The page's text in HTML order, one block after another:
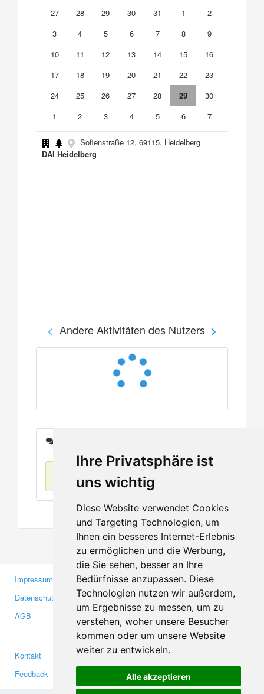
Ihre Privatsphäre ist
uns wichtig
Diese Website verwendet Cookies
und Targeting Technologien, um
Ihnen ein besseres Internet-Erlebnis
zu ermöglichen und die Werbung,
die Sie sehen, besser an Ihre
Bedürfnisse anzupassen. Diese
Technologien nutzen wir außerdem,
um Ergebnisse zu messen, um zu
verstehen, woher unsere Besucher
kommen oder um unsere Website
weiter zu entwickeln.
Alle akzeptieren
27
28 29 30 31 1
2
3
4 5 6 7 8
9
10
11 12 13 14 15
16
17
18 19 20 21 22
23
24
25 26 27 28 29
30
1
2 3 4 5 6 7
Sofienstraße 12, 69115, Heidelberg
DAI Heidelberg
Andere Aktivitäten des Nutzers
Keine Einträge
Impressum
Datenschutzerklärung
AGB
Gewerbetreibende
Investoren
Medien
Kontakt
Feedback
Facebook
Twitter
YouTube